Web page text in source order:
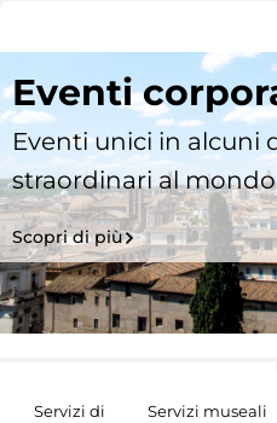
Eventi
Eventi unici in alcuni
straordinari al
Scopri di più
Servizi di
Servizi museali